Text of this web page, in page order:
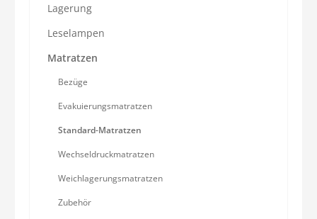
Lagerung
Leselampen
Matratzen
Bezüge
Evakuierungsmatratzen
Standard-Matratzen
Wechseldruckmatratzen
Weichlagerungsmatratzen
Zubehör